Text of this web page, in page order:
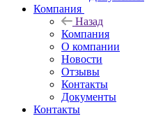
Компания
Назад
Компания
О компании
Новости
Отзывы
Контакты
Документы
Контакты